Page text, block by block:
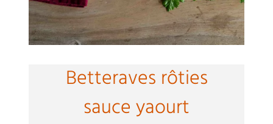
Betteraves rôties
sauce yaourt